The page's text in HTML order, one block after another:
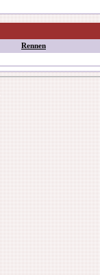
Rennen